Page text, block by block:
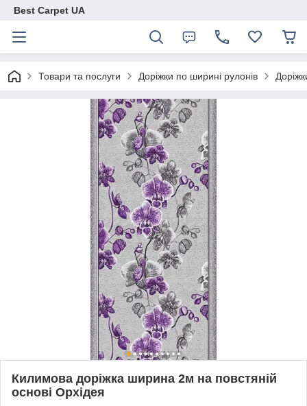
Best Carpet UA
Товари та послуги Доріжки по ширині рулонів
Килимова доріжка ширина 2м на повстяній
основі Орхідея